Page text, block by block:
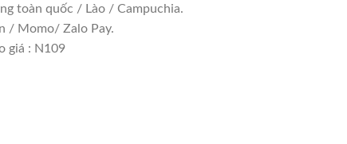
toàn quốc / Lào / Campuchia.
/ Momo/ Zalo Pay.
giá : N109